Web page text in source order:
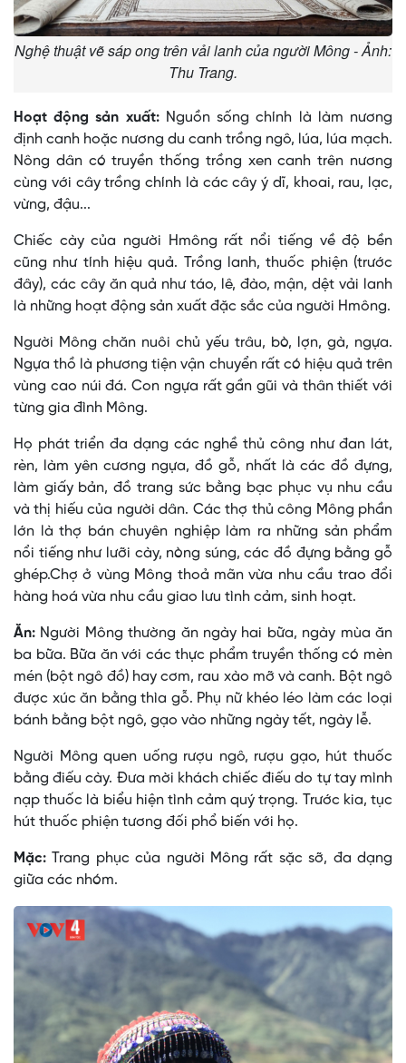
Nghệ thuật vẽ sáp ong trên vải lanh của người Mông - Ảnh:
Thu Trang.
Hoạt động sản xuất:Nguồn sống chính là làm nương
định canh hoặc nương du canh trồng ngô, lúa, lúa mạch.
Nông dân có truyền thống trồng xen canh trên nương
cùng với cây trồng chính là các cây ý dĩ, khoai, rau, lạc,
vừng, đậu...
Chiếc cày của người Hmông rất nổi tiếng về độ bền
cũng như tính hiệu quả. Trồng lanh, thuốc phiện (trước
đây), các cây ăn quả như táo, lê, đào, mận, dệt vải lanh
là những hoạt động sản xuất đặc sắc của người Hmông.
Người Mông chăn nuôi chủ yếu trâu, bò, lợn, gà, ngựa.
Ngựa thồ là phương tiện vận chuyển rất có hiệu quả trên
vùng cao núi đá. Con ngựa rất gần gũi và thân thiết với
từng gia đình Mông.
Họ phát triển đa dạng các nghề thủ công như đan lát,
rèn, làm yên cương ngựa, đồ gỗ, nhất là các đồ đựng,
làm giấy bản, đồ trang sức bằng bạc phục vụ nhu cầu
và thị hiếu của người dân. Các thợ thủ công Mông phần
lớn là thợ bán chuyên nghiệp làm ra những sản phẩm
nổi tiếng như lưỡi cày, nòng súng, các đồ đựng bằng gỗ
ghép.Chợ ở vùng Mông thoả mãn vừa nhu cầu trao đổi
hàng hoá vừa nhu cầu giao lưu tình cảm, sinh hoạt.
Ăn: Người Mông thường ăn ngày hai bữa, ngày mùa ăn
ba bữa. Bữa ăn với các thực phẩm truyền thống có mèn
mén (bột ngô đồ) hay cơm, rau xào mỡ và canh. Bột ngô
được xúc ăn bằng thìa gỗ. Phụ nữ khéo léo làm các loại
bánh bằng bột ngô, gạo vào những ngày tết, ngày lễ.
Người Mông quen uống rượu ngô, rượu gạo, hút thuốc
bằng điếu cày. Ðưa mời khách chiếc điếu do tự tay mình
nạp thuốc là biểu hiện tình cảm quý trọng. Trước kia, tục
hút thuốc phiện tương đối phổ biến với họ.
Mặc: Trang phục của người Mông rất sặc sỡ, đa dạng
giữa các nhóm.